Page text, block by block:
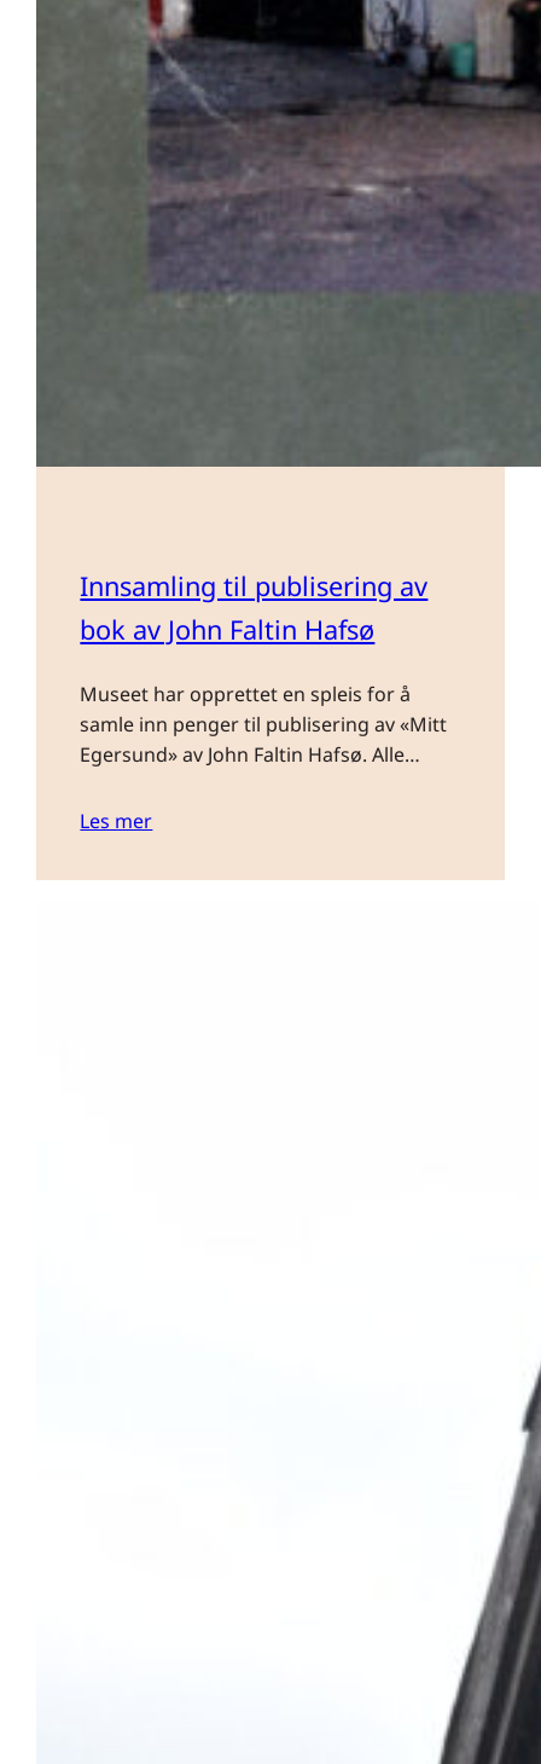
Innsamling til publisering av
bok av John Faltin Hafsø
Museet har opprettet en spleis for å
samle inn penger til publisering av «Mitt
Egersund» av John Faltin Hafsø. Alle…
Les mer